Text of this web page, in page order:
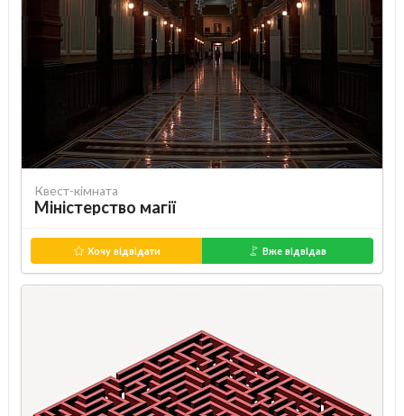
Квест-кімната
Міністерство магії
Хочу відвідати Вже відвідав